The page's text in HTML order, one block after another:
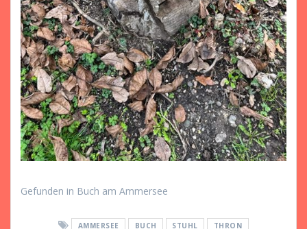
Gefunden in Buch am Ammersee
AMMERSEE BUCH STUHL THRON